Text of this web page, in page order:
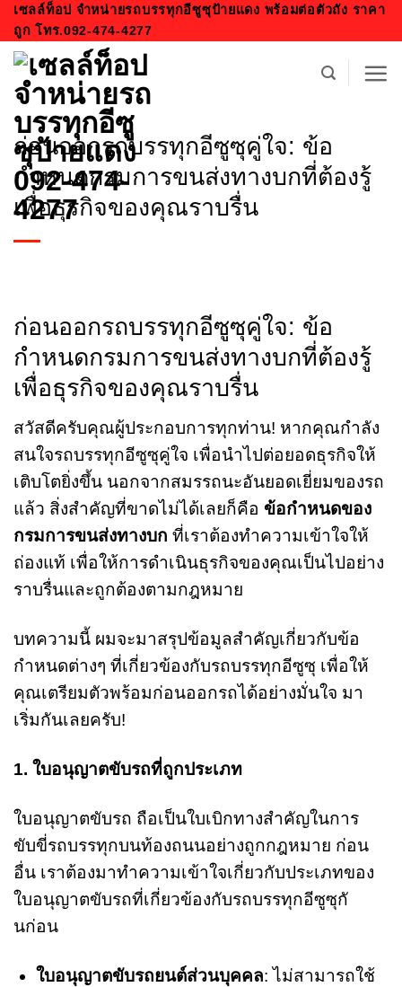
ข้าม
ไป
ยัง
เนื้อหา
เซลล์ท็อป จำหน่ายรถบรรทุกอีซูซุป้ายแดง พร้อมต่อตัวถัง ราคา
ถูก โทร.092-474-4277
ก่อนออกรถบรรทุกอีซูซุคู่ใจ: ข้อ
กำหนดกรมการขนส่งทางบกที่ต้องรู้
เพื่อธุรกิจของคุณราบรื่น
ก่อนออกรถบรรทุกอีซูซุคู่ใจ: ข้อ
กำหนดกรมการขนส่งทางบกที่ต้องรู้
เพื่อธุรกิจของคุณราบรื่น
สวัสดีครับคุณผู้ประกอบการทุกท่าน! หากคุณกำลัง
สนใจรถบรรทุกอีซูซุคู่ใจ เพื่อนำไปต่อยอดธุรกิจให้
เติบโตยิ่งขึ้น นอกจากสมรรถนะอันยอดเยี่ยมของรถ
แล้ว สิ่งสำคัญที่ขาดไม่ได้เลยก็คือ ข้อกำหนดของ
กรมการขนส่งทางบก ที่เราต้องทำความเข้าใจให้
ถ่องแท้ เพื่อให้การดำเนินธุรกิจของคุณเป็นไปอย่าง
ราบรื่นและถูกต้องตามกฎหมาย
บทความนี้ ผมจะมาสรุปข้อมูลสำคัญเกี่ยวกับข้อ
กำหนดต่างๆ ที่เกี่ยวข้องกับรถบรรทุกอีซูซุ เพื่อให้
คุณเตรียมตัวพร้อมก่อนออกรถได้อย่างมั่นใจ มา
เริ่มกันเลยครับ!
1. ใบอนุญาตขับรถที่ถูกประเภท
ใบอนุญาตขับรถ ถือเป็นใบเบิกทางสำคัญในการ
ขับขี่รถบรรทุกบนท้องถนนอย่างถูกกฎหมาย ก่อน
อื่น เราต้องมาทำความเข้าใจเกี่ยวกับประเภทของ
ใบอนุญาตขับรถที่เกี่ยวข้องกับรถบรรทุกอีซูซุกั
นก่อน
ใบอนุญาตขับรถยนต์ส่วนบุคคล: ไม่สามารถใช้